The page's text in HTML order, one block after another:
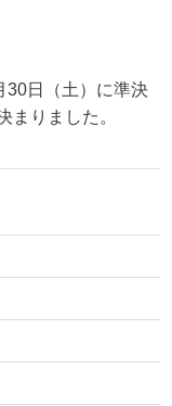
30日（土）に準決
まりました。